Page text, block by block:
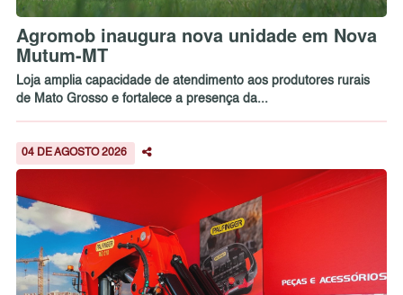
Agromob inaugura nova unidade em Nova
Mutum-MT
Loja amplia capacidade de atendimento aos produtores rurais
de Mato Grosso e fortalece a presença da...
04 DE AGOSTO 2026